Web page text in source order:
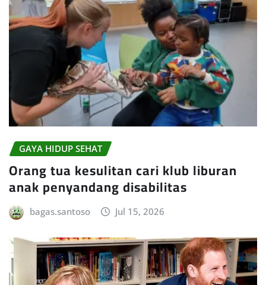
GAYA HIDUP SEHAT
Orang tua kesulitan cari klub liburan
anak penyandang disabilitas
bagas.santoso Jul 15, 2026